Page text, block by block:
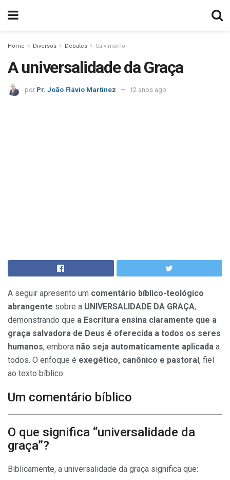
Home Diversos Debates Calvinismo
A universalidade da Graça
por Pr. João Flávio Martinez 12 anos ago
A seguir apresento um comentário bíblico-teológico
abrangente sobre a UNIVERSALIDADE DA GRAÇA,
demonstrando que a Escritura ensina claramente que a
graça salvadora de Deus é oferecida a todos os seres
humanos, embora não seja automaticamente aplicada a
todos. O enfoque é exegético, canônico e pastoral, fiel
ao texto bíblico.
Um comentário bíblico
O que significa “universalidade da
graça”?
Biblicamente, a universalidade da graça significa que: